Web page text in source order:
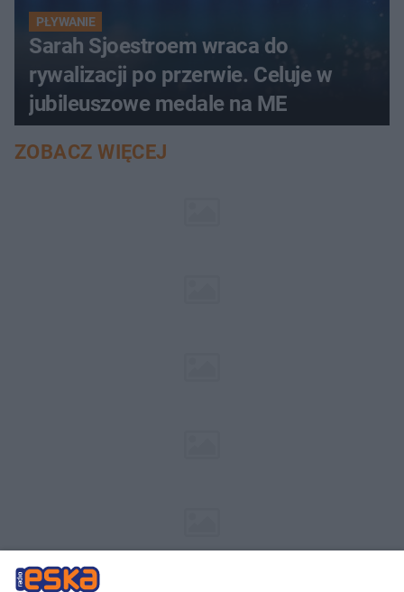
PŁYWANIE
Sarah Sjoestroem wraca do
rywalizacji po przerwie. Celuje w
jubileuszowe medale na ME
ZOBACZ WIĘCEJ